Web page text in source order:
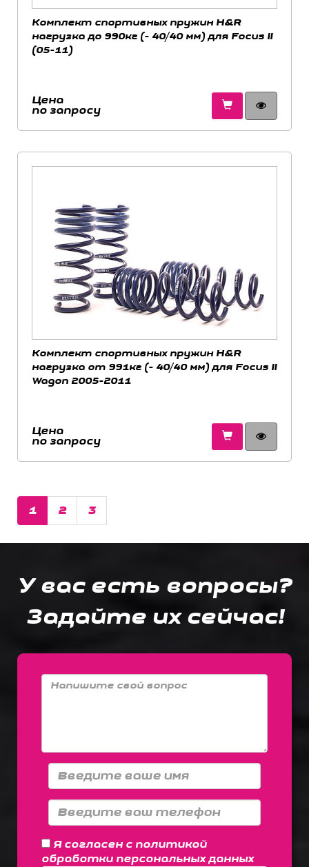
Комплект спортивных пружин H&R
нагрузка до 990кг (- 40/40 мм) для Focus II
(05-11)
Цена
по запросу
Комплект спортивных пружин H&R
нагрузка от 991кг (- 40/40 мм) для Focus II
Wagon 2005-2011
Цена
по запросу
1 2 3
У вас есть вопросы?
Задайте их сейчас!
Я согласен с политикой
обработки персональных данных